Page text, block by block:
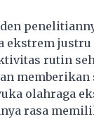
ekstrem justru
rutin
memberikan
olahraga
rasa